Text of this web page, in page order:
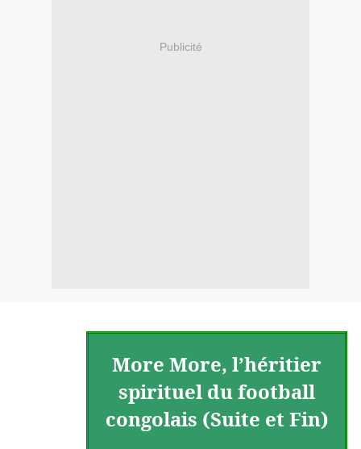
Publicité
More More, l’héritier
spirituel du football
congolais (Suite et Fin)